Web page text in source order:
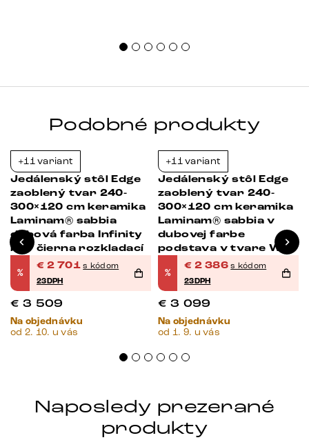
Podobné produkty
+11 variant
Jedálenský stôl Edge
zaoblený tvar 240-
300×120 cm keramika
Laminam® sabbia
dubová farba Infinity
kov čierna rozkladací
%
€ 2 701 s kódom
23DPH
€ 3 509
Na objednávku
od 2. 10. u vás
+11 variant
Jedálenský stôl Edge
zaoblený tvar 240-
300×120 cm keramika
Laminam® sabbia v
dubovej farbe
podstava v tvare W
kov čierna rozkladací
%
€ 2 386 s kódom
23DPH
€ 3 099
Na objednávku
od 1. 9. u vás
Naposledy prezerané
produkty